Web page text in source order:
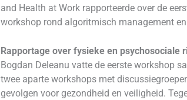
and Health at Work rapporteerde over de
workshop rond algoritmisch management
Rapportage over fysieke en psychosociale
Bogdan Deleanu vatte de eerste workshop
twee aparte workshops met
gevolgen voor gezondheid en veiligheid.